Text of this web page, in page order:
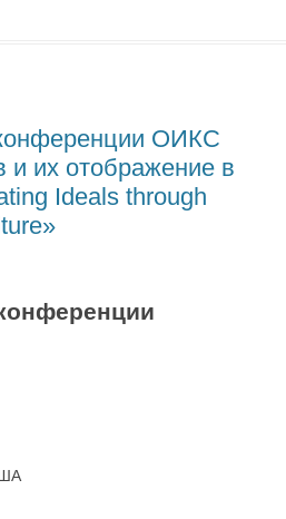
ОИКС
и их отображение в
Ideals through